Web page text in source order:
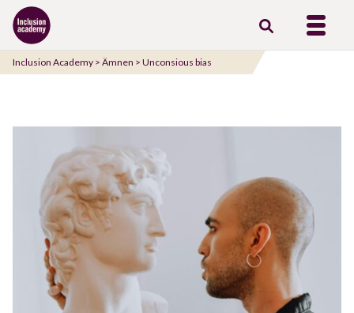
till
innehåll
Inclusion Academy > Ämnen > Unconsious bias